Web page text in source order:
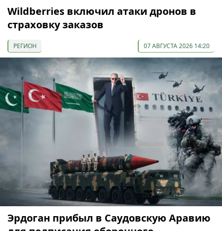
Wildberries включил атаки дронов в
страховку заказов
РЕГИОН 07 АВГУСТА 2026 14:20
Эрдоган прибыл в Саудовскую Аравию